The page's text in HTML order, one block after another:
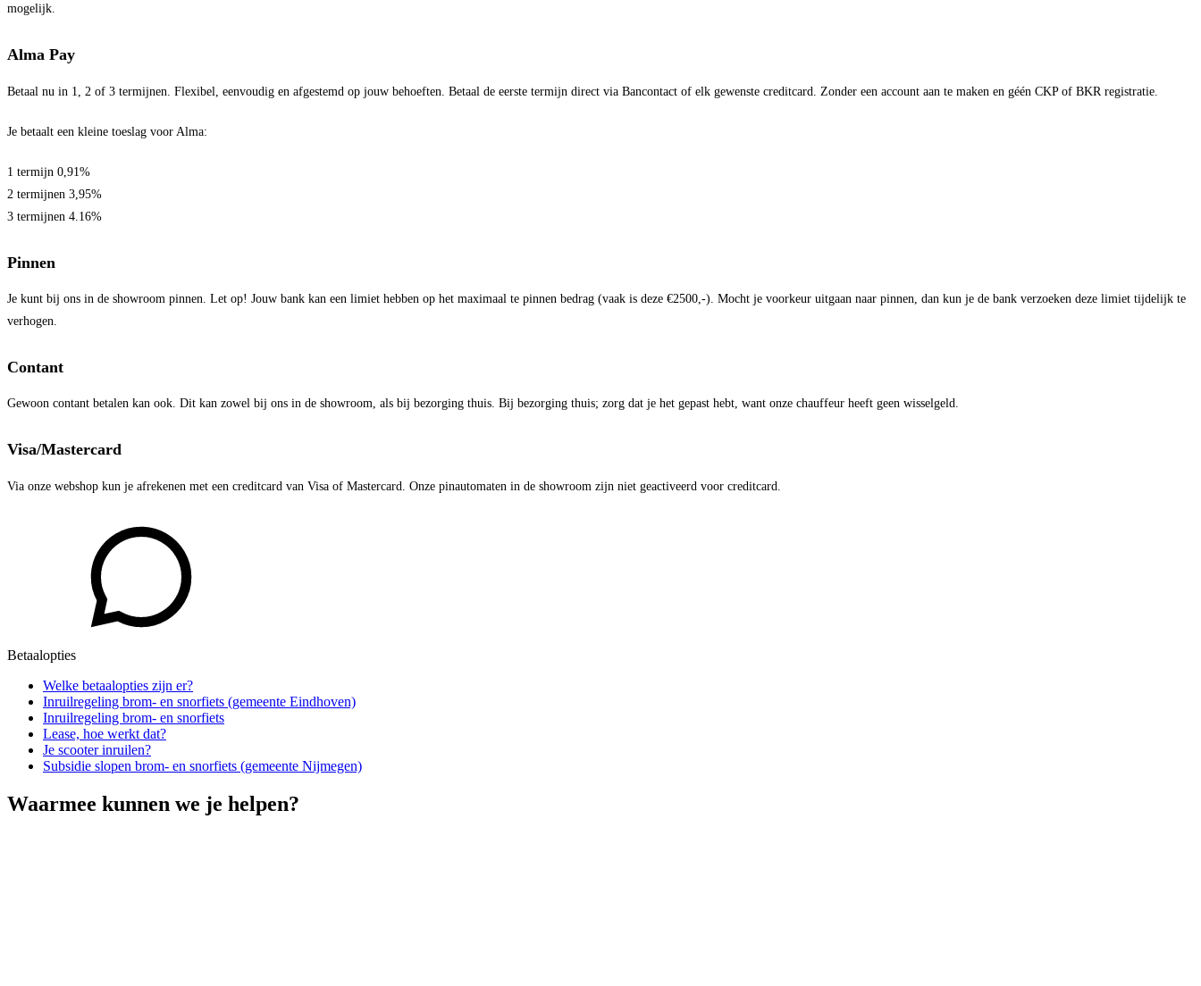
mogelijk.
Alma Pay
Betaal nu in 1, 2 of 3 termijnen. Flexibel, eenvoudig en afgestemd op jouw behoeften. Betaal de eerste termijn direct via Bancontact of elk gewenste creditcard. Zonder een account aan te maken en géén CKP of BKR registratie.
Je betaalt een kleine toeslag voor Alma:
1 termijn 0,91%
2 termijnen 3,95%
3 termijnen 4.16%
Pinnen
Je kunt bij ons in de showroom pinnen. Let op! Jouw bank kan een limiet hebben op het maximaal te pinnen bedrag (vaak is deze €2500,-). Mocht je voorkeur uitgaan naar pinnen, dan kun je de bank verzoeken deze limiet tijdelijk te
verhogen.
Contant
Gewoon contant betalen kan ook. Dit kan zowel bij ons in de showroom, als bij bezorging thuis. Bij bezorging thuis; zorg dat je het gepast hebt, want onze chauffeur heeft geen wisselgeld.
Visa/Mastercard
Via onze webshop kun je afrekenen met een creditcard van Visa of Mastercard. Onze pinautomaten in de showroom zijn niet geactiveerd voor creditcard.
Betaalopties
Welke betaalopties zijn er?
Inruilregeling brom- en snorfiets (gemeente Eindhoven)
Inruilregeling brom- en snorfiets
Lease, hoe werkt dat?
Je scooter inruilen?
Subsidie slopen brom- en snorfiets (gemeente Nijmegen)
Waarmee kunnen we je helpen?